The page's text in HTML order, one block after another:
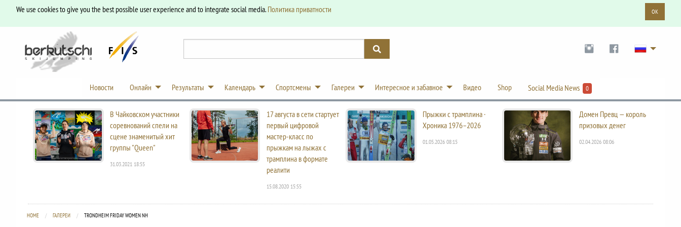
We use cookies to give you the best possible user experience and to integrate social media.Политика приватности OK
Новости Онлайн Результаты Календарь Спортсмены Галереи Интересное и забавное Видео Shop Social Media News 0
В Чайковском участники
соревнований спели на
сцене знаменитый хит
группы "Queen"
31.03.2021 18:55
17 августа в сети стартует
первый цифровой
мастер-класс по
прыжкам на лыжах с
трамплина в формате
реалити
15.08.2020 15:55
Прыжки с трамплина ·
Хроника 1976–2026
01.05.2026 08:15
Домен Превц — король
призовых денег
02.04.2026 08:06
HOME ГАЛЕРЕИ CURRENT:
TRONDHEIM FRIDAY WOMEN NH